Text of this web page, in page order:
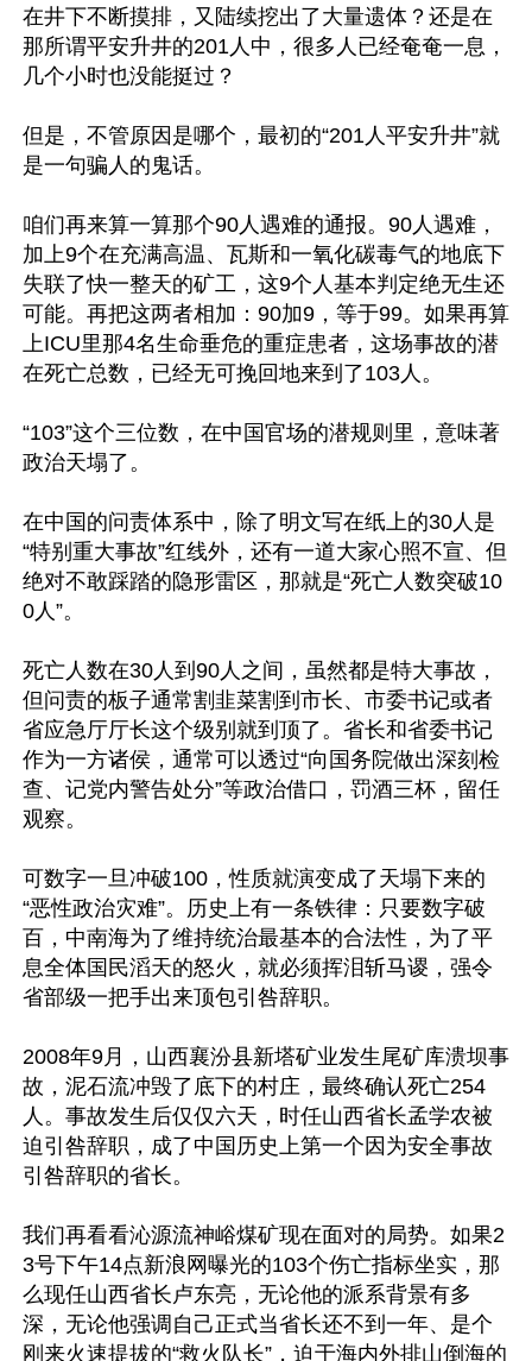
在井下不断摸排，又陆续挖出了大量遗体？还是在
那所谓平安升井的201人中，很多人已经奄奄一息，
几个小时也没能挺过？
但是，不管原因是哪个，最初的“201人平安升井”就
是一句骗人的鬼话。
咱们再来算一算那个90人遇难的通报。90人遇难，
加上9个在充满高温、瓦斯和一氧化碳毒气的地底下
失联了快一整天的矿工，这9个人基本判定绝无生还
可能。再把这两者相加：90加9，等于99。如果再算
上ICU里那4名生命垂危的重症患者，这场事故的潜
在死亡总数，已经无可挽回地来到了103人。
“103”这个三位数，在中国官场的潜规则里，意味著
政治天塌了。
在中国的问责体系中，除了明文写在纸上的30人是
“特别重大事故”红线外，还有一道大家心照不宣、但
绝对不敢踩踏的隐形雷区，那就是“死亡人数突破10
0人”。
死亡人数在30人到90人之间，虽然都是特大事故，
但问责的板子通常割韭菜割到市长、市委书记或者
省应急厅厅长这个级别就到顶了。省长和省委书记
作为一方诸侯，通常可以透过“向国务院做出深刻检
查、记党内警告处分”等政治借口，罚酒三杯，留任
观察。
可数字一旦冲破100，性质就演变成了天塌下来的
“恶性政治灾难”。历史上有一条铁律：只要数字破
百，中南海为了维持统治最基本的合法性，为了平
息全体国民滔天的怒火，就必须挥泪斩马谡，强令
省部级一把手出来顶包引咎辞职。
2008年9月，山西襄汾县新塔矿业发生尾矿库溃坝事
故，泥石流冲毁了底下的村庄，最终确认死亡254
人。事故发生后仅仅六天，时任山西省长孟学农被
迫引咎辞职，成了中国历史上第一个因为安全事故
引咎辞职的省长。
我们再看看沁源流神峪煤矿现在面对的局势。如果2
3号下午14点新浪网曝光的103个伤亡指标坐实，那
么现任山西省长卢东亮，无论他的派系背景有多
深，无论他强调自己正式当省长还不到一年、是个
刚来火速提拔的“救火队长”，迫于海内外排山倒海的